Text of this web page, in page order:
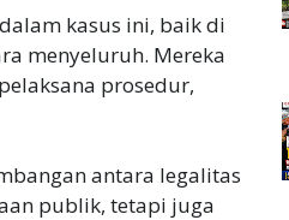
kasus ini, baik di
menyeluruh. Mereka
prosedur,
antara legalitas
publik, tetapi juga